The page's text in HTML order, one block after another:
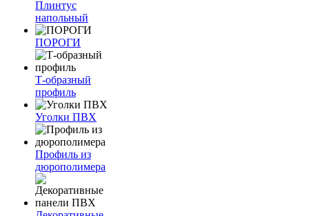
Плинтус
напольный
ПОРОГИ
Т-образный
профиль
Уголки ПВХ
Профиль из
дюрополимера